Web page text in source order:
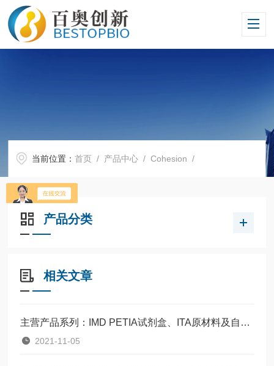
当前位置：首页 / 产品中心 /Cohesion /
产品分类
相关文章
主营产品系列：IMD PETIA试剂盒、ITA原材料及自身免疫抗原等
2021-11-05